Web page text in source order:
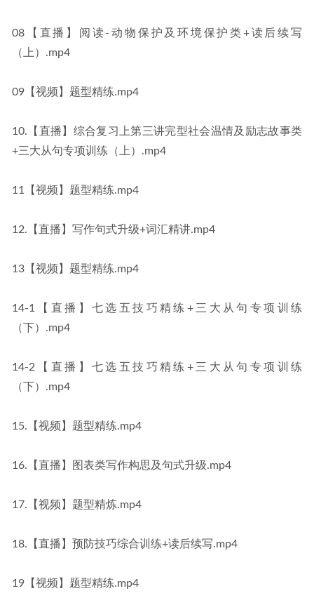
08【直播】阅读-动物保护及环境保护类+读后续写
（上）.mp4
09【视频】题型精练.mp4
10.【直播】综合复习上第三讲完型社会温情及励志故事类
+三大从句专项训练（上）.mp4
11【视频】题型精练.mp4
12.【直播】写作句式升级+词汇精讲.mp4
13【视频】题型精练.mp4
14-1【直播】七选五技巧精练+三大从句专项训练
（下）.mp4
14-2【直播】七选五技巧精练+三大从句专项训练
（下）.mp4
15.【视频】题型精练.mp4
16.【直播】图表类写作构思及句式升级.mp4
17.【视频】题型精炼.mp4
18.【直播】预防技巧综合训练+读后续写.mp4
19【视频】题型精练.mp4